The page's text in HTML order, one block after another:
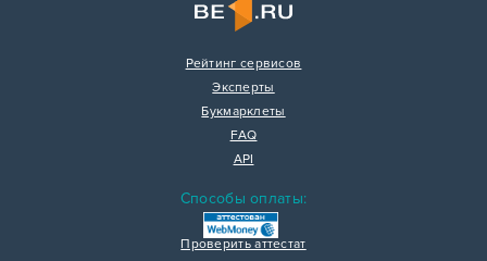
Рейтинг сервисов
Эксперты
Букмарклеты
FAQ
API
Способы оплаты:
Проверить аттестат